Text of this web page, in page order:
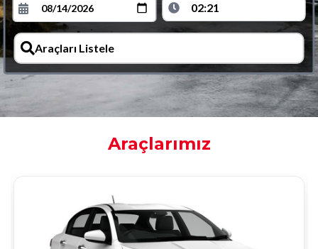
Araçları Listele
Araçlarımız